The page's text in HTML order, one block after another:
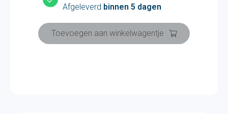
Afgeleverd binnen 5 dagen
Toevoegen aan winkelwagentje